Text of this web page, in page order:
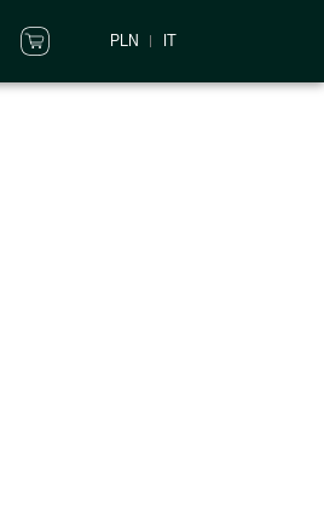
PLN IT